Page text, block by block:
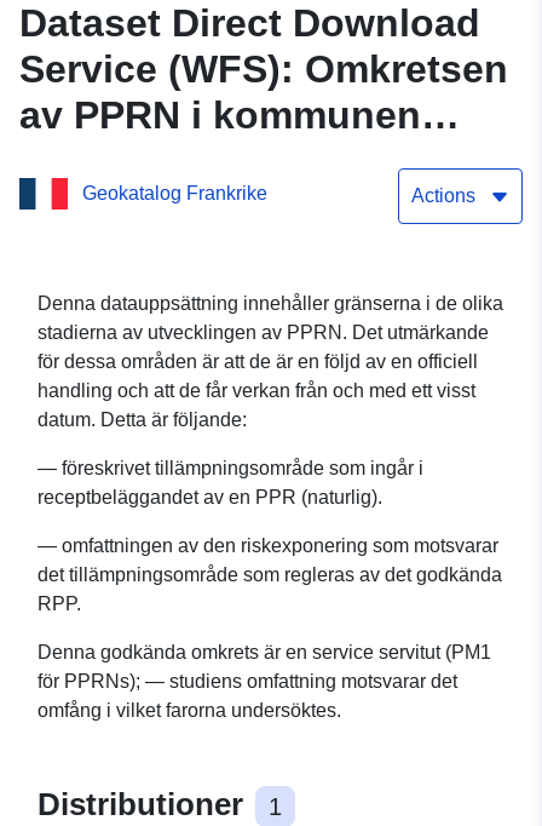
Dataset Direct Download
Service (WFS): Omkretsen
av PPRN i kommunen
Esnandes (Kustrisker –
kusterosion och
Geokatalog Frankrike Actions
Denna datauppsättning innehåller gränserna i de olika
stadierna av utvecklingen av PPRN. Det utmärkande
för dessa områden är att de är en följd av en officiell
handling och att de får verkan från och med ett visst
datum. Detta är följande:
— föreskrivet tillämpningsområde som ingår i
receptbeläggandet av en PPR (naturlig).
— omfattningen av den riskexponering som motsvarar
det tillämpningsområde som regleras av det godkända
RPP.
Denna godkända omkrets är en service servitut (PM1
för PPRNs); — studiens omfattning motsvarar det
omfång i vilket farorna undersöktes.
Distributioner 1